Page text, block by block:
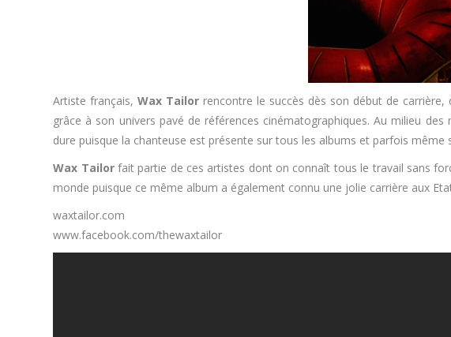
Artiste français,Wax Tailor rencontre le succès dès son début de carrière,
grâce à son univers pavé de références cinématographiques. Au milieu
dure puisque la chanteuse est présente sur tous les albums et parfois même
Wax Tailorfait partie de ces artistes dont on connaît tous le travail sans
monde puisque ce même album a également connu une jolie carrière aux
waxtailor.com
www.facebook.com/thewaxtailor